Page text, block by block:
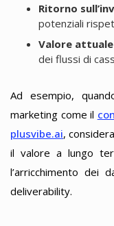
Ritorno
potenziali
Valore
dei flussi di
Ad esempio,
marketing come il
plusvibe.ai,
il valore a lungo
l’arricchimento dei
deliverability.